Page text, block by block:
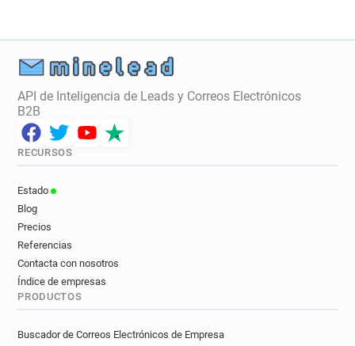
API de Inteligencia de Leads y Correos Electrónicos
B2B
RECURSOS
Estado
Blog
Precios
Referencias
Contacta con nosotros
Índice de empresas
PRODUCTOS
Buscador de Correos Electrónicos de Empresa